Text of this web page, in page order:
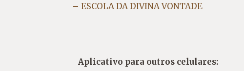
– ESCOLA DA DIVINA VONTADE
Aplicativo para outros celulares: